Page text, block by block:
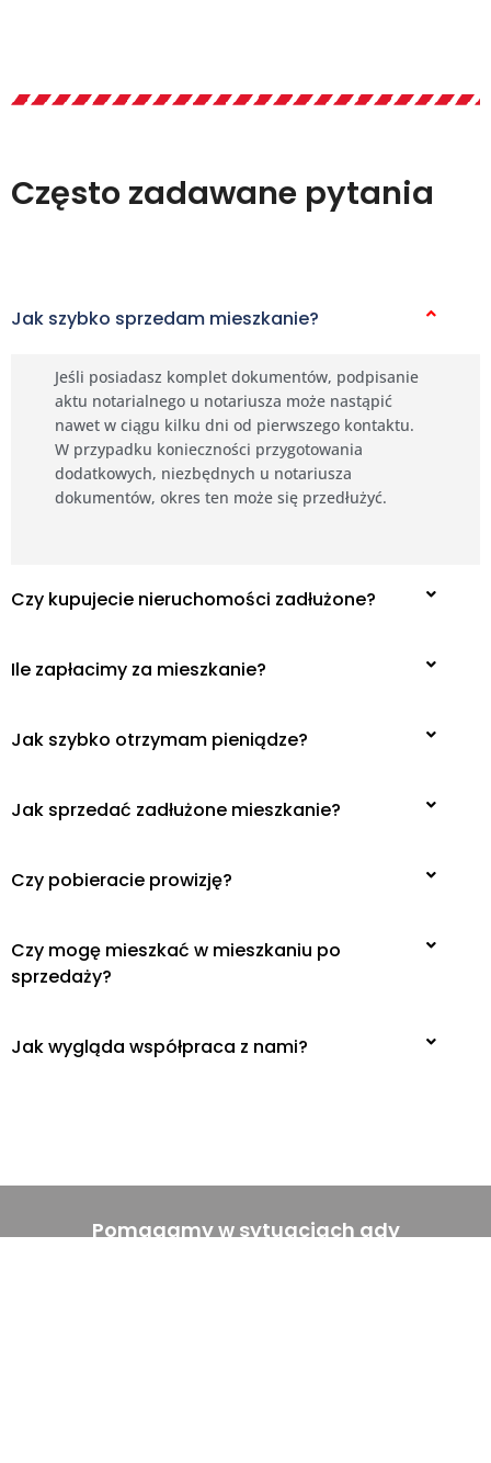
Często zadawane pytania
Jak szybko sprzedam mieszkanie?
Jeśli posiadasz komplet dokumentów, podpisanie
aktu notarialnego u notariusza może nastąpić
nawet w ciągu kilku dni od pierwszego kontaktu.
W przypadku konieczności przygotowania
dodatkowych, niezbędnych u notariusza
dokumentów, okres ten może się przedłużyć.
Czy kupujecie nieruchomości zadłużone?
Ile zapłacimy za mieszkanie?
Jak szybko otrzymam pieniądze?
Jak sprzedać zadłużone mieszkanie?
Czy pobieracie prowizję?
Czy mogę mieszkać w mieszkaniu po
sprzedaży?
Jak wygląda współpraca z nami?
Pomagamy w sytuacjach gdy